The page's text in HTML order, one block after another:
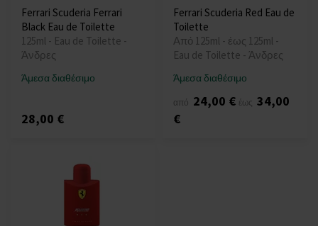
Ferrari Scuderia Ferrari
Black Eau de Toilette
125ml - Eau de Toilette -
Άνδρες
Άμεσα διαθέσιμο
28,00 €
Ferrari Scuderia Red Eau de
Toilette
Από 125ml - έως 125ml -
Eau de Toilette - Άνδρες
Άμεσα διαθέσιμο
από 24,00 € έως 34,00
€